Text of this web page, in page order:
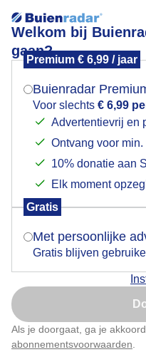
Welkom bij
gaan?
Premium € 6,99 / jaar
Buienradar
Voor slechts € 6,99
Advertentievrij en
Ontvang voor
10% donatie aan
Elk moment
Gratis
Met persoonlijke
Gratis blijven
Als je doorgaat, ga je
abonnementsvoorwaarden
Oranje ochtendzon
het eerste stukje van de
horizon verschijnt. Door
men de zon hoger dan
door reflectie is het al
wordt.
Mogen we je
Indien je hier nog
verschijnt er zo een
Is goed,
Nu niet,
Klik hierom